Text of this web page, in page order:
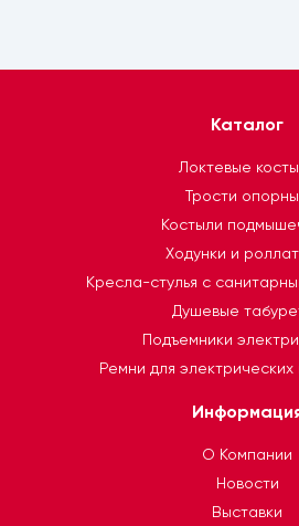
Каталог
Локтевые
Трости
Костыли
Ходунки и
Кресла-стулья с
Душевые
Подъемники
Ремни для электрических
О Компании
Новости
Выставки